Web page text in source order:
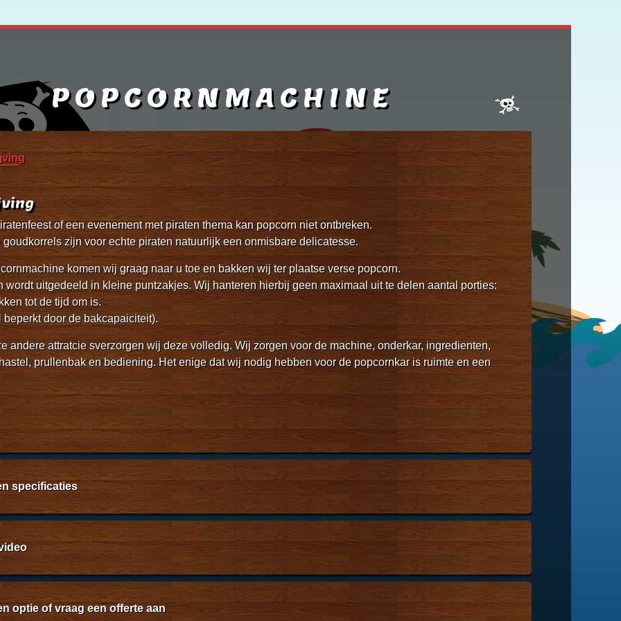
POPCORNMACHINE
of een evenement met piraten thema kan popcorn niet ontbreken.
goudkorrels zijn voor echte piraten natuurlijk een onmisbare delicatesse.
komen wij graag naar u toe en bakken wij ter plaatse verse popcorn.
wordt uitgedeeld in kleine puntzakjes. Wij hanteren hierbij geen maximaal uit te delen aantal porties:
tot de tijd om is.
beperkt door de bakcapaiciteit).
andere attratcie sverzorgen wij deze volledig. Wij zorgen voor de machine, onderkar, ingredienten,
prullenbak en bediening. Het enige dat wij nodig hebben voor de popcornkar is ruimte en een
specificaties
technische details
vanaf € 170
uren:
70
€ 0.28 per km heen en terug vanaf Dordrecht
vanaf 2 uren
optie of vraag een offerte aan